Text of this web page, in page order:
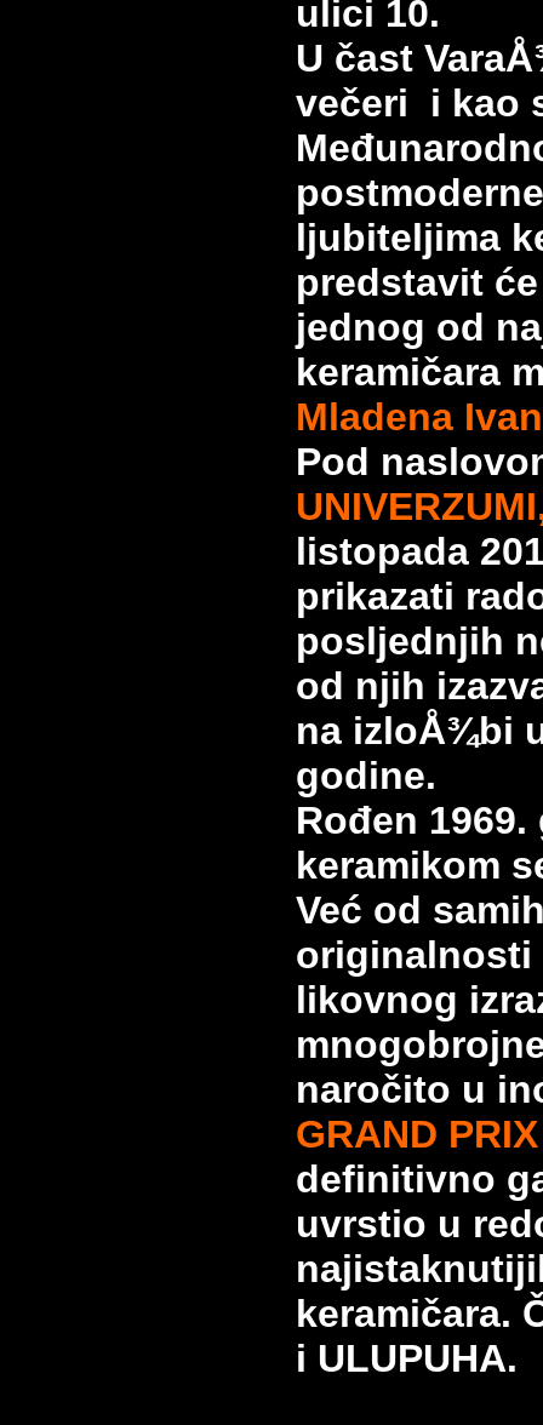
ulici 10.
U čast
večeri i kao
ljubiteljima
predstavit
jednog od
keramičara
Mladena
Pod
listopada
prikazati
posljednjih
od njih
na izloÅ¾bi
godine.
Rođen
keramikom
Već od
originalnosti
likovnog
naročito u
GRAND
definitivno
uvrstio u
keramičara.
i ULUPUHA.